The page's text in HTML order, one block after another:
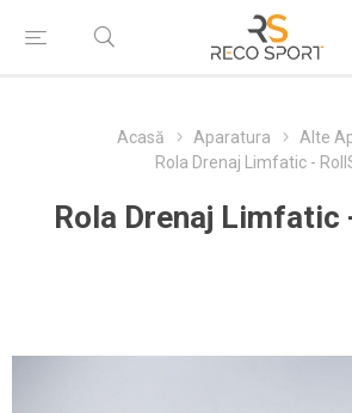
Acasă Aparatura
Alte
Rola Drenaj Limfatic -
Rola Drenaj Limfatic